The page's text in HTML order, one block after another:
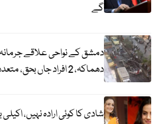
گے
دمشق کے نواحی علاقے
دھماکہ، 2 افراد جاں بحق، متعدد زخمی
شادی کا کوئی ارادہ نہیں،